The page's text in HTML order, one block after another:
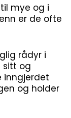
mye og i
er de ofte
rådyr i
sitt og
inngjerdet
og holder